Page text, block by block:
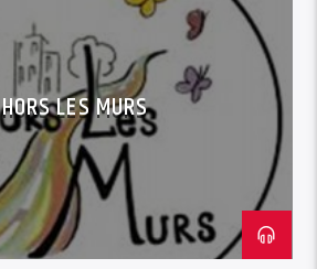
HORS LES MURS